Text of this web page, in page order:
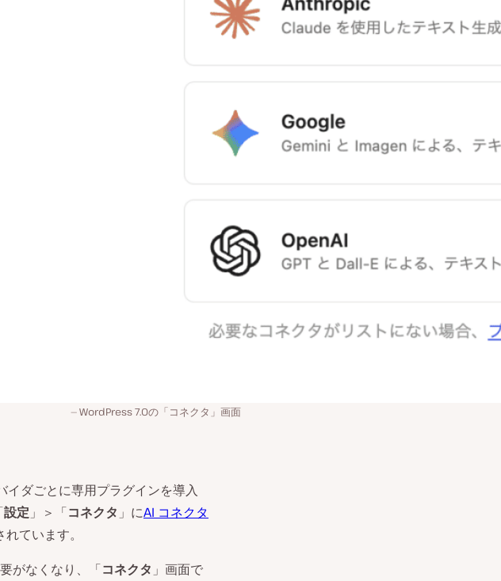
WordPress 7.0の「コネクタ」画面
ダごとに専用プラグインを導入
設定 」＞「コネクタ 」にAI コネクタ
ています。
がなくなり、「コネクタ 」画面で